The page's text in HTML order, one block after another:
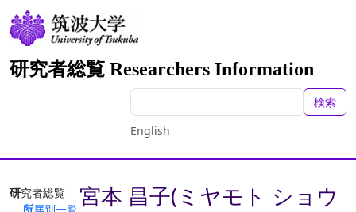
研究者総覧 Researchers Information
検索
English
研究者総覧
宮本 昌子(ミヤモト ショウ